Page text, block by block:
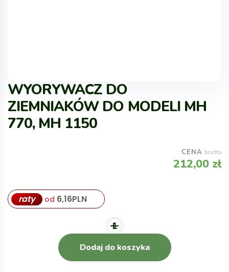
WYORYWACZ DO
ZIEMNIAKÓW DO MODELI MH
770, MH 1150
CENA brutto
212,00 zł
raty od 6,16PLN
Dodaj do koszyka